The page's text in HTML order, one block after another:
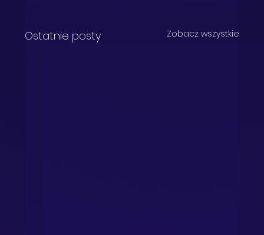
Ostatnie posty Zobacz wszystkie